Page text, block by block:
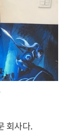
회사다.